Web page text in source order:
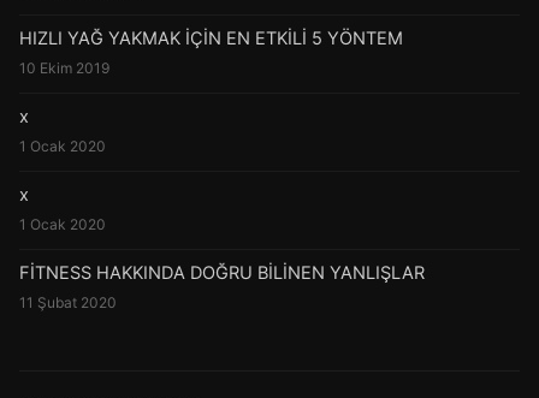
HIZLI YAĞ YAKMAK İÇİN EN ETKİLİ 5 YÖNTEM
10 Ekim 2019
x
1 Ocak 2020
x
1 Ocak 2020
FİTNESS HAKKINDA DOĞRU BİLİNEN YANLIŞLAR
11 Şubat 2020